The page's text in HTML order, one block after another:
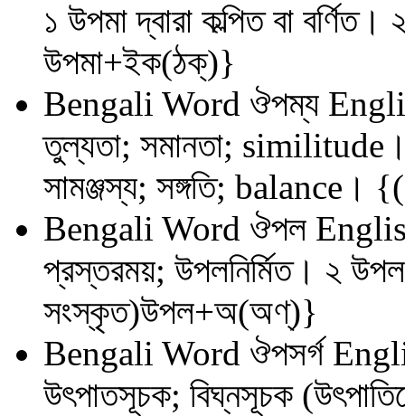
১ উপমা দ্বারা কল্পিত বা
উপমা+ইক(ঠক্)}
Bengali Word ঔপম্য
তুল্যতা; সমানতা;
সামঞ্জস্য; সঙ্গতি;
Bengali Word ঔপল
প্রস্তরময়; উপলনির্মিত। ২
সংস্কৃত)উপল+অ(অণ্)}
Bengali Word ঔপসর্গ
উৎপাতসূচক; বিঘ্নসূচক